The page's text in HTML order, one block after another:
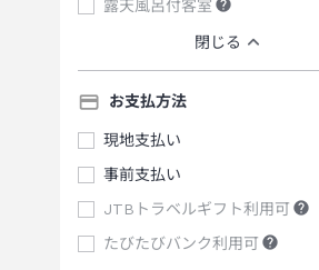
露天風呂付客室
閉じる
お支払方法
現地支払い
事前支払い
JTBトラベルギフト利用可
たびたびバンク利用可